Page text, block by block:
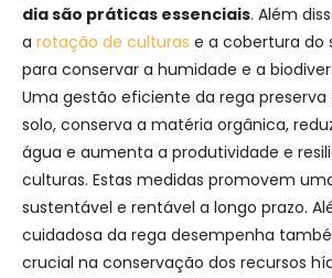
dia são práticas essenciais. Além
a rotação de culturas e a cobertura do
para conservar a humidade e a
Uma gestão eficiente da rega
solo, conserva a matéria orgânica,
água e aumenta a produtividade e
culturas. Estas medidas promovem
sustentável e rentável a longo prazo.
cuidadosa da rega desempenha
crucial na conservação dos recursos